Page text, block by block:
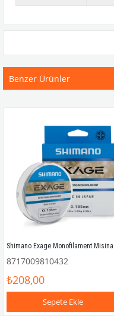
Benzer Ürünler
8717009810432
₺208,00
Sepete Ekle